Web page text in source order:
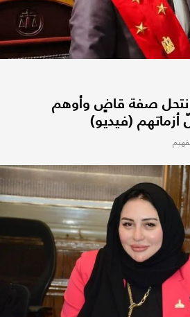
صفة قاضٍ وأوهم
أزماتهم (فيديو)